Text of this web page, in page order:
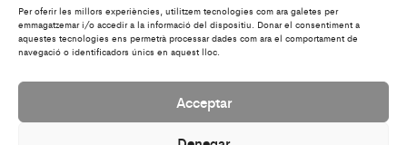
Per oferir les millors experiències, utilitzem tecnologies com ara galetes per
emmagatzemar i/o accedir a la informació del dispositiu. Donar el consentiment a
aquestes tecnologies ens permetrà processar dades com ara el comportament de
navegació o identificadors únics en aquest lloc.
Acceptar
LIQUEN - Écharpe